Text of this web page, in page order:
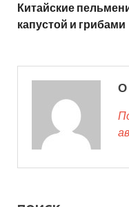
Китайские
капустой и грибами
О